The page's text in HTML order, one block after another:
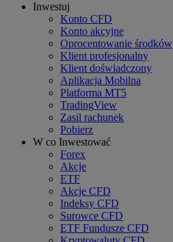
Inwestuj
Konto CFD
Konto akcyjne
Oprocentowanie środków
Klient profesjonalny
Klient doświadczony
Aplikacja Mobilna
Platforma MT5
TradingView
Zasil rachunek
Pobierz
W co Inwestować
Forex
Akcje
ETF
Akcje CFD
Indeksy CFD
Surowce CFD
ETF Fundusze CFD